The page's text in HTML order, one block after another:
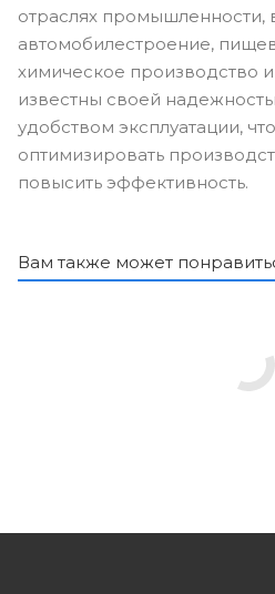
отраслях промышленности,
автомобилестроение,
химическое производство
известны своей
удобством эксплуатации,
оптимизировать
повысить эффективность.
Вам также может